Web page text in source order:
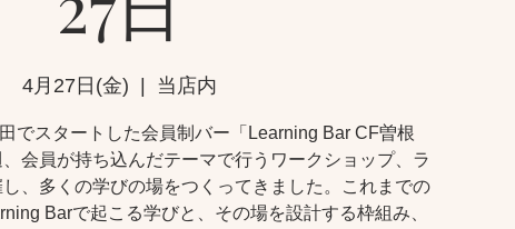
4月27日(金) 当店内
でスタートした会員制バー「Learning Bar CF曽根
会員が持ち込んだテーマで行うワークショップ、ラ
、多くの学びの場をつくってきました。これまでの
Barで起こる学びと、その場を設計する枠組み、